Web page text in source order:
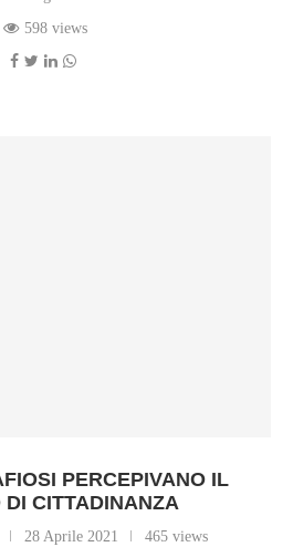
598 views
PERCEPIVANO IL
DI CITTADINANZA
28 Aprile 2021 465 views